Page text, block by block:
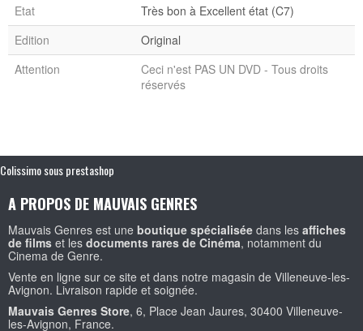
Etat
Très bon à Excellent état (C7)
Edition
Original
Attention
Ceci n'est PAS UN DVD - Tous droits
réservés
Colissimo sous prestashop
A PROPOS DE MAUVAIS GENRES
Mauvais Genres est une boutique spécialisée dans les affiches
de films et les documents rares de Cinéma, notamment du
Cinema de Genre.
Vente en ligne sur ce site et dans notre magasin de Villeneuve-les-
Avignon. Livraison rapide et soignée.
Mauvais Genres Store, 6, Place Jean Jaures, 30400 Villeneuve-
les-Avignon, France.